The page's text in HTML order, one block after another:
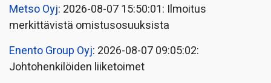
Metso Oyj: 2026-08-07 15:50:01: Ilmoitus
merkittävistä omistusosuuksista
Enento Group Oyj: 2026-08-07 09:05:02:
Johtohenkilöiden liiketoimet